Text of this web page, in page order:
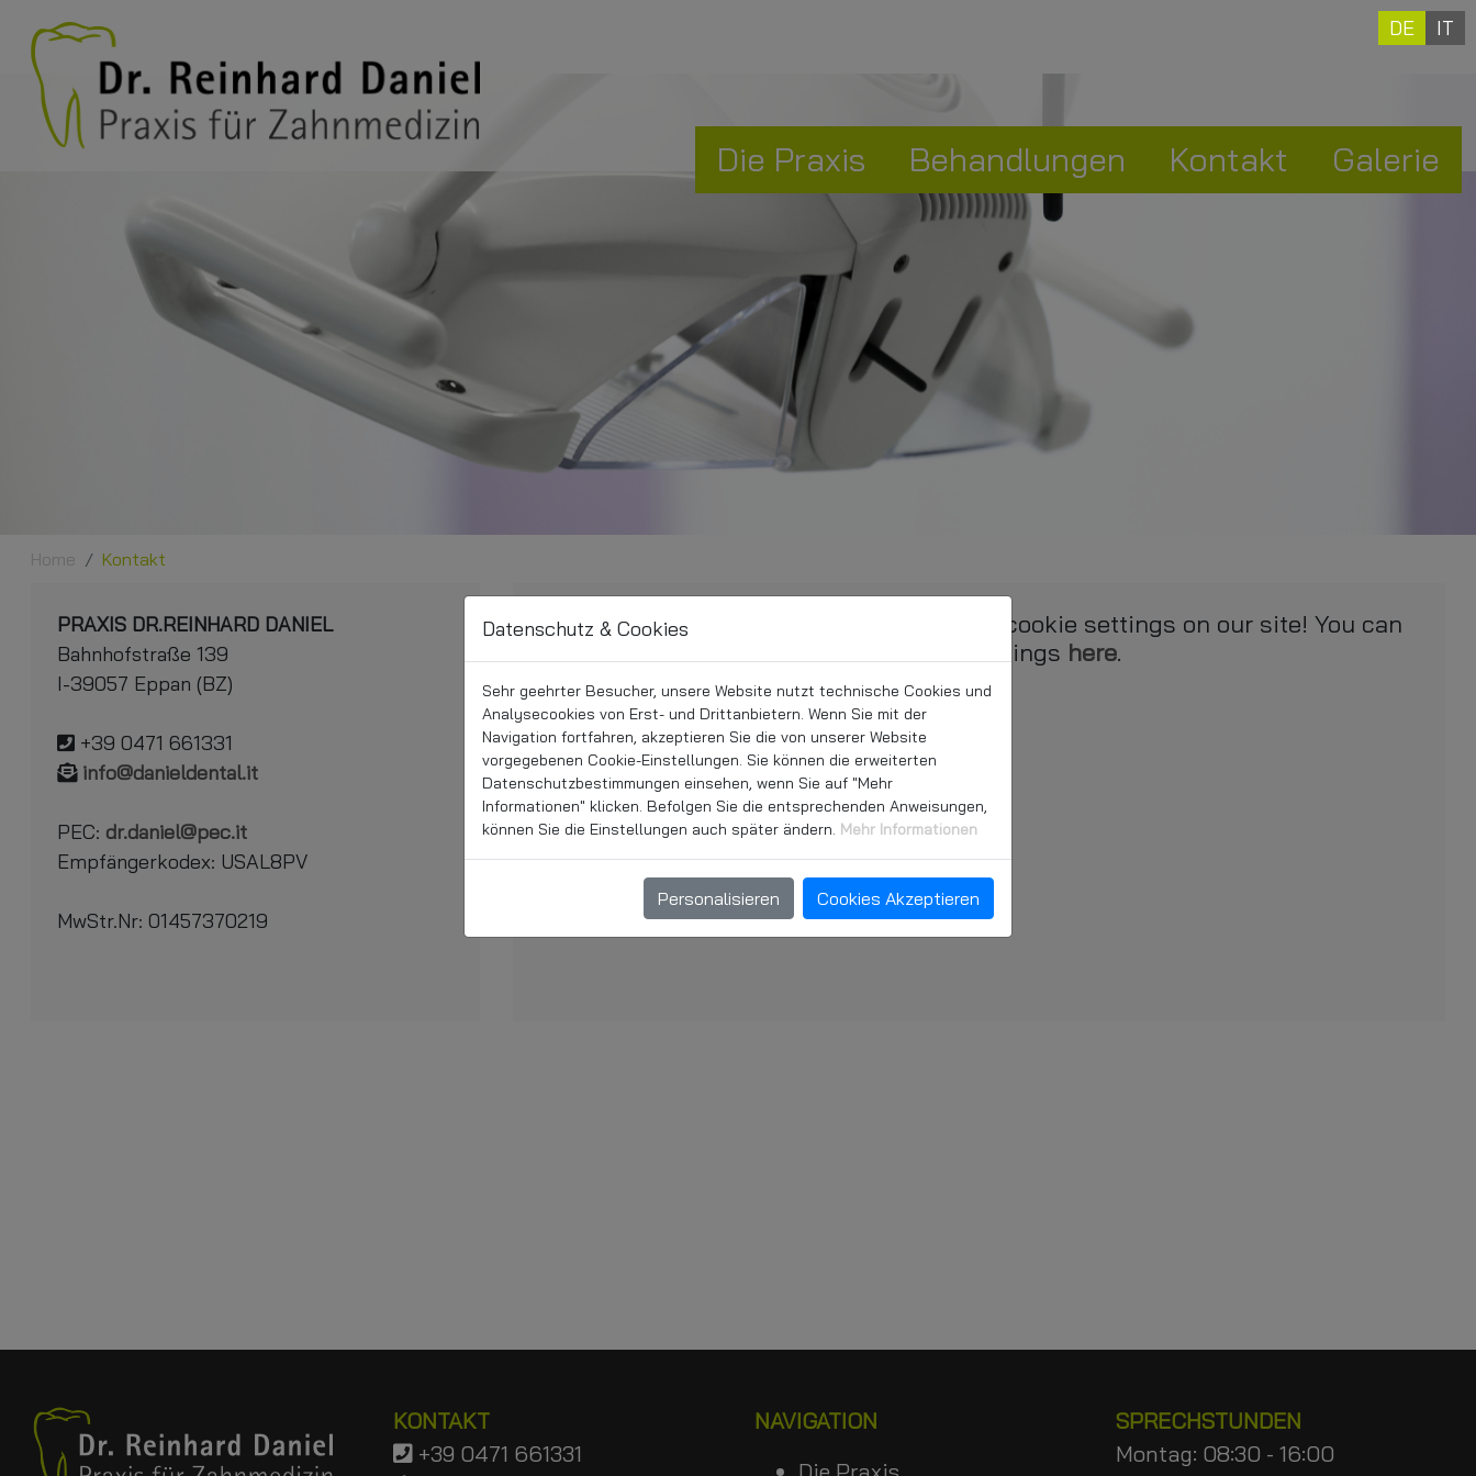
DE IT
Die Praxis Behandlungen Kontakt Galerie
Home Kontakt
PRAXIS DR.REINHARD DANIEL
Bahnhofstraße 139
I-39057 Eppan (BZ)
+39 0471 661331
info@danieldental.it
PEC: dr.daniel@pec.it
Empfängerkodex: USAL8PV
MwStr.Nr: 01457370219
Google Maps offline, please change the cookie settings on our site! You can
change the settings here.
KONTAKT
+39 0471 661331
NAVIGATION
Die Praxis
SPRECHSTUNDEN
Montag: 08:30 - 16:00
Datenschutz & Cookies
Sehr geehrter Besucher, unsere Website nutzt technische Cookies und
Analysecookies von Erst- und Drittanbietern. Wenn Sie mit der
Navigation fortfahren, akzeptieren Sie die von unserer Website
vorgegebenen Cookie-Einstellungen. Sie können die erweiterten
Datenschutzbestimmungen einsehen, wenn Sie auf "Mehr
Informationen" klicken. Befolgen Sie die entsprechenden Anweisungen,
können Sie die Einstellungen auch später ändern. Mehr Informationen
Personalisieren Cookies Akzeptieren